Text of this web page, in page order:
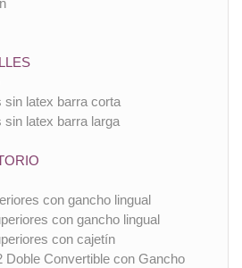
sin latex barra corta
sin latex barra larga
con gancho lingual
con gancho lingual
con cajetín
Doble Convertible con Gancho